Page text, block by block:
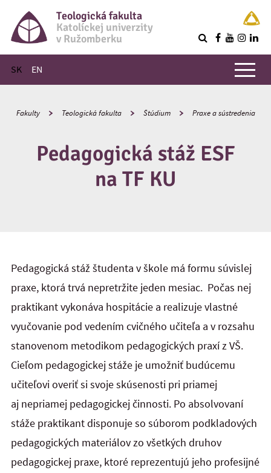
Teologická fakulta
Katolíckej univerzity
v Ružomberku
SK EN
Hlavné menu
Fakulty Teologická fakulta Štúdium Praxe a sústredenia
Pedagogická stáž ESF
na TF KU
Pedagogická stáž študenta v škole má formu súvislej
praxe, ktorá trvá nepretržite jeden mesiac. Počas nej
praktikant vykonáva hospitácie a realizuje vlastné
vyučovanie pod vedením cvičného učiteľa a v rozsahu
stanovenom metodikom pedagogických praxí z VŠ.
Cieľom pedagogickej stáže je umožniť budúcemu
učiteľovi overiť si svoje skúsenosti pri priamej
aj nepriamej pedagogickej činnosti. Po absolvovaní
stáže praktikant disponuje so súborom podkladových
pedagogických materiálov zo všetkých druhov
pedagogickej praxe, ktoré reprezentujú jeho profesijné